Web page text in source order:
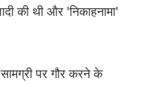
की थी और 'निकाहनामा'
सामग्री पर गौर करने के